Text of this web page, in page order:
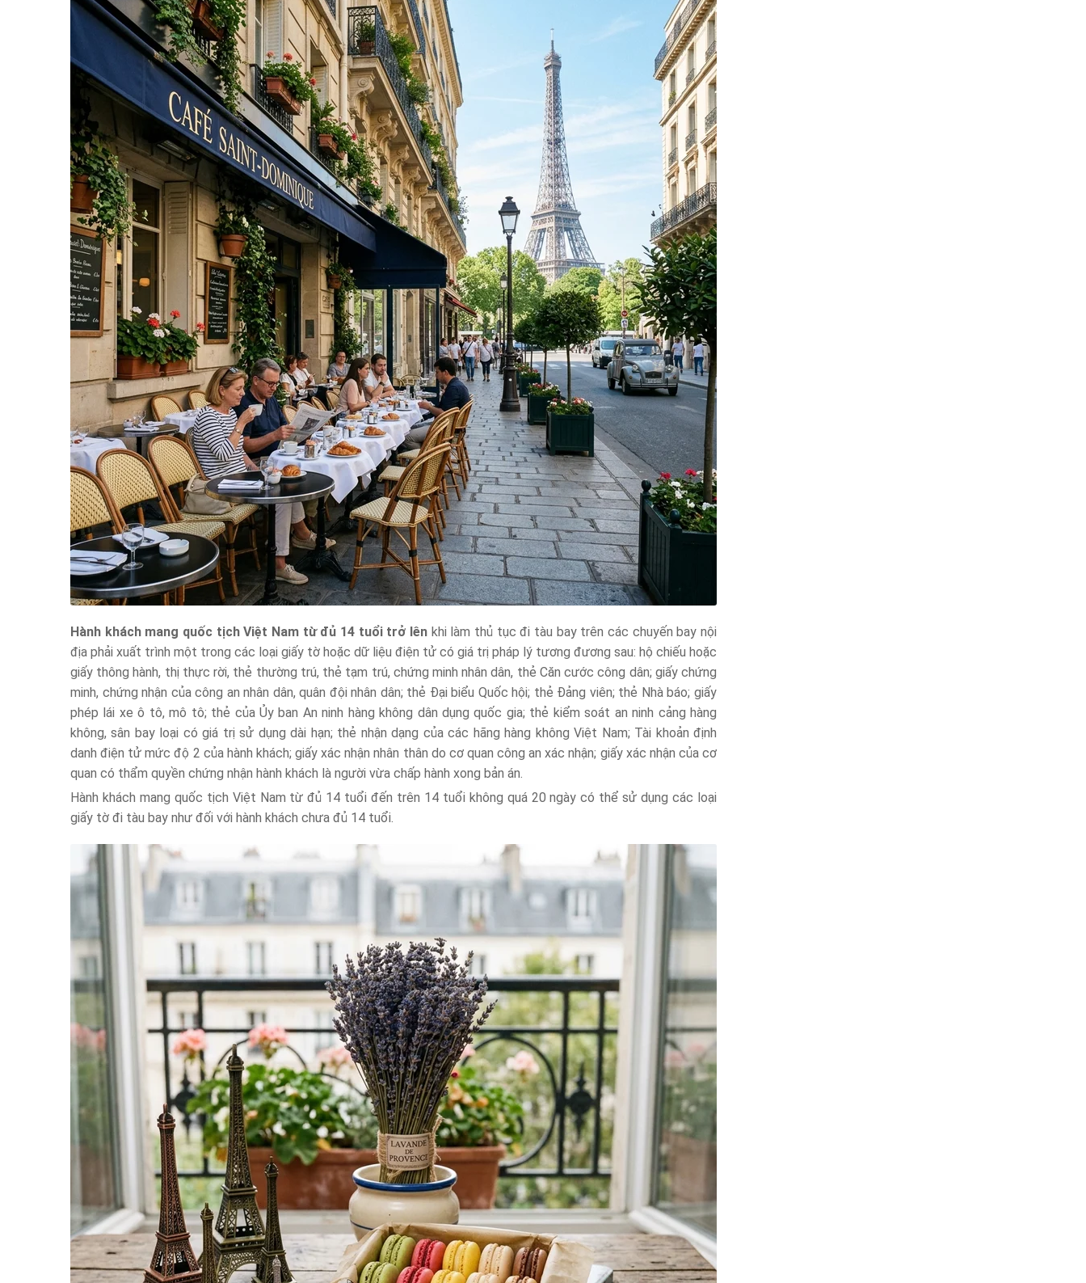
Hành khách mang quốc tịch Việt Nam từ đủ 14 tuổi trở lên khi làm thủ tục đi tàu bay trên các chuyến bay nội
địa phải xuất trình một trong các loại giấy tờ hoặc dữ liệu điện tử có giá trị pháp lý tương đương sau: hộ chiếu hoặc
giấy thông hành, thị thực rời, thẻ thường trú, thẻ tạm trú, chứng minh nhân dân, thẻ Căn cước công dân; giấy chứng
minh, chứng nhận của công an nhân dân, quân đội nhân dân; thẻ Đại biểu Quốc hội; thẻ Đảng viên; thẻ Nhà báo; giấy
phép lái xe ô tô, mô tô; thẻ của Ủy ban An ninh hàng không dân dụng quốc gia; thẻ kiểm soát an ninh cảng hàng
không, sân bay loại có giá trị sử dụng dài hạn; thẻ nhận dạng của các hãng hàng không Việt Nam; Tài khoản định
danh điện tử mức độ 2 của hành khách; giấy xác nhận nhân thân do cơ quan công an xác nhận; giấy xác nhận của cơ
quan có thẩm quyền chứng nhận hành khách là người vừa chấp hành xong bản án.
Hành khách mang quốc tịch Việt Nam từ đủ 14 tuổi đến trên 14 tuổi không quá 20 ngày có thể sử dụng các loại
giấy tờ đi tàu bay như đối với hành khách chưa đủ 14 tuổi.